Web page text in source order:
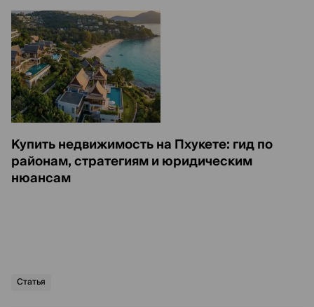
Купить недвижимость на Пхукете: гид по
районам, стратегиям и юридическим
нюансам
Статья